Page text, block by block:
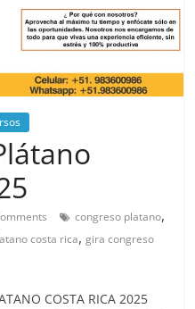
congreso platano,
costa rica,gira congreso
COSTA RICA 2025